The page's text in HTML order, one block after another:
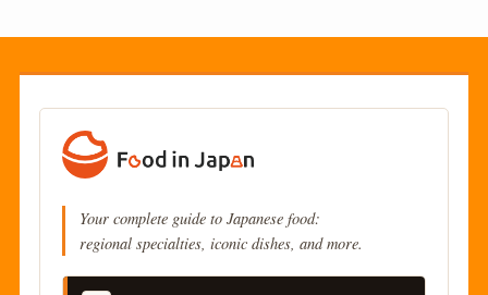
Your complete guide to Japanese food:
regional specialties, iconic dishes, and more.